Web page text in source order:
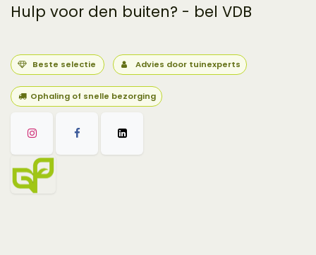
Hulp voor den buiten? - bel VDB
Beste selectie Advies door tuinexperts
Ophaling of snelle bezorging